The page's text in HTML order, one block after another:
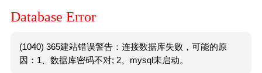
Database Error
(1040) 365建站错误警告：连接数据库失败，可能的原
因：1、数据库密码不对; 2、mysql未启动。